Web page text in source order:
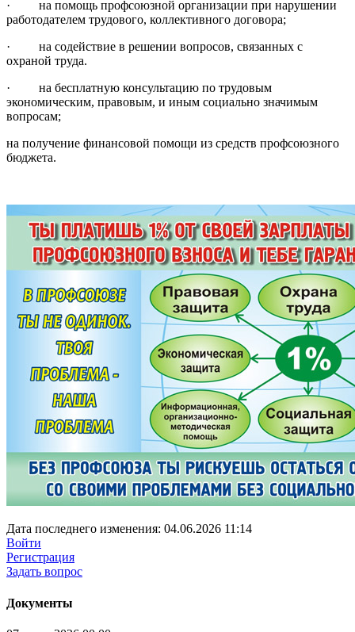
· на помощь профсоюзной организации при нарушении
работодателем трудового, коллективного договора;
· на содействие в решении вопросов, связанных с
охраной труда.
· на бесплатную консультацию по трудовым
экономическим, правовым, и иным социально значимым
вопросам;
на получение финансовой помощи из средств профсоюзного
бюджета.
Дата последнего изменения: 04.06.2026 11:14
Войти
Регистрация
Задать вопрос
Документы